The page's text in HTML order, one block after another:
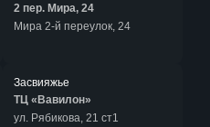
2 пер. Мира, 24
Мира 2-й переулок, 24
Засвияжье
ТЦ «Вавилон»
ул. Рябикова, 21 ст1